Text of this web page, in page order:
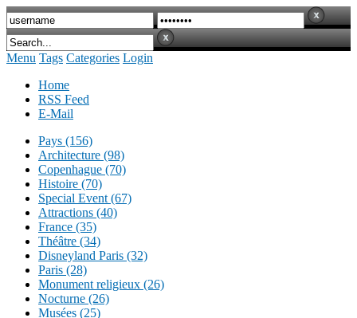
Menu Tags Categories Login
Home
RSS Feed
E-Mail
Pays (156)
Architecture (98)
Copenhague (70)
Histoire (70)
Special Event (67)
Attractions (40)
France (35)
Théâtre (34)
Disneyland Paris (32)
Paris (28)
Monument religieux (26)
Nocturne (26)
Musées (25)